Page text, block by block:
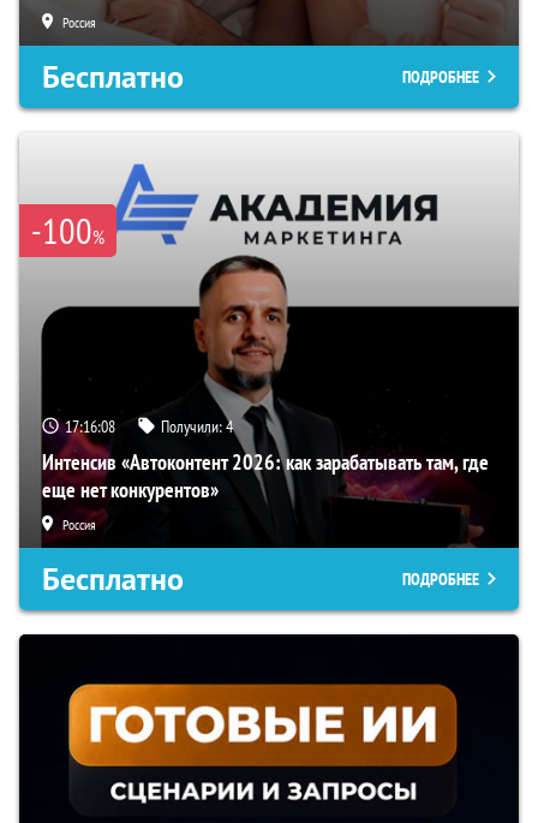
Россия
Бесплатно ПОДРОБНЕЕ
-100%
17:16:07 Получили:4
Интенсив «Автоконтент 2026: как зарабатывать там, где
еще нет конкурентов»
Россия
Бесплатно ПОДРОБНЕЕ